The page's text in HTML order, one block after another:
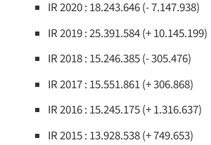
IR 2020 : 18.243.646 (- 7.147.938)
IR 2019 : 25.391.584 (+ 10.145.199)
IR 2018 : 15.246.385 (- 305.476)
IR 2017 : 15.551.861 (+ 306.868)
IR 2016 : 15.245.175 (+ 1.316.637)
IR 2015 : 13.928.538 (+ 749.653)